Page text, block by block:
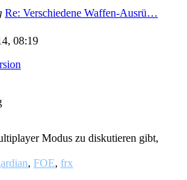
Re: Verschiedene Waffen-Ausrü…
08:19
Modus zu diskutieren gibt,
, FOE, frx